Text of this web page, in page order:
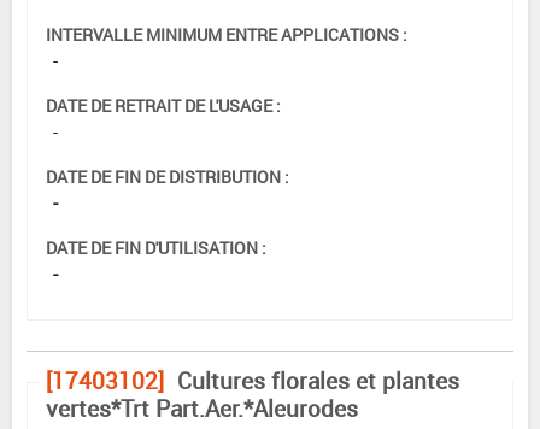
INTERVALLE MINIMUM ENTRE APPLICATIONS :
-
DATE DE RETRAIT DE L'USAGE :
-
DATE DE FIN DE DISTRIBUTION :
-
DATE DE FIN D'UTILISATION :
-
[17403102] Cultures florales et plantes
vertes*Trt Part.Aer.*Aleurodes